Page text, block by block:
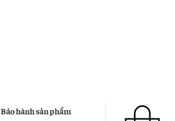
Bảo hành sản phẩm